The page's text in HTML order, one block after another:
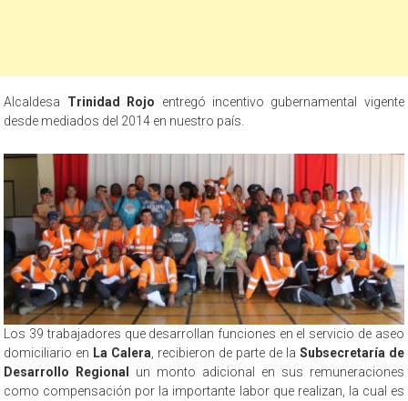
Alcaldesa Trinidad Rojo entregó incentivo gubernamental vigente
desde mediados del 2014 en nuestro país.
Los 39 trabajadores que desarrollan funciones en el servicio de aseo
domiciliario en La Calera , recibieron de parte de la Subsecretaría de
Desarrollo Regional
un monto adicional en sus remuneraciones
como compensación por la importante labor que realizan, la cual es